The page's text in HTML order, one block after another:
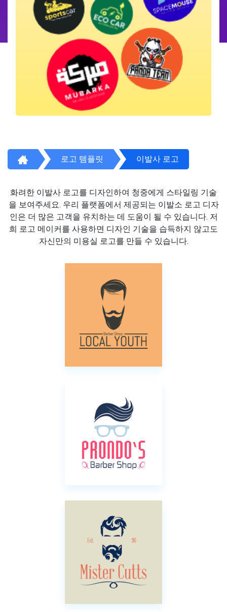
로고 템플릿 이발사 로고
화려한 이발사 로고를 디자인하여 청중에게 스타일링 기술
을 보여주세요. 우리 플랫폼에서 제공되는 이발소 로고 디자
인은 더 많은 고객을 유치하는 데 도움이 될 수 있습니다. 저
희 로고 메이커를 사용하면 디자인 기술을 습득하지 않고도
자신만의 미용실 로고를 만들 수 있습니다.